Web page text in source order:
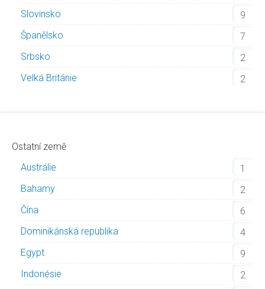
Slovinsko
9
Španělsko
7
Srbsko
2
Velká Británie
2
Ostatní země
Austrálie
1
Bahamy
2
Čína
6
Dominikánská republika
4
Egypt
9
Indonésie
2